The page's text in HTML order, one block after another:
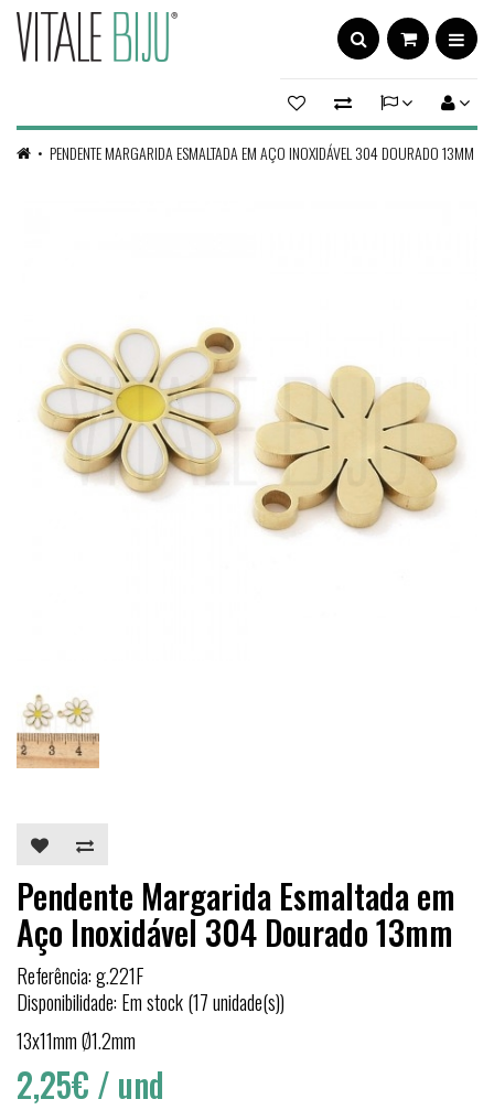
PENDENTE MARGARIDA ESMALTADA EM AÇO INOXIDÁVEL 304 DOURADO 13MM
Pendente Margarida Esmaltada em
Aço Inoxidável 304 Dourado 13mm
Referência: g.221F
Disponibilidade: Em stock (17 unidade(s))
13x11mm Ø1.2mm
2,25€ / und